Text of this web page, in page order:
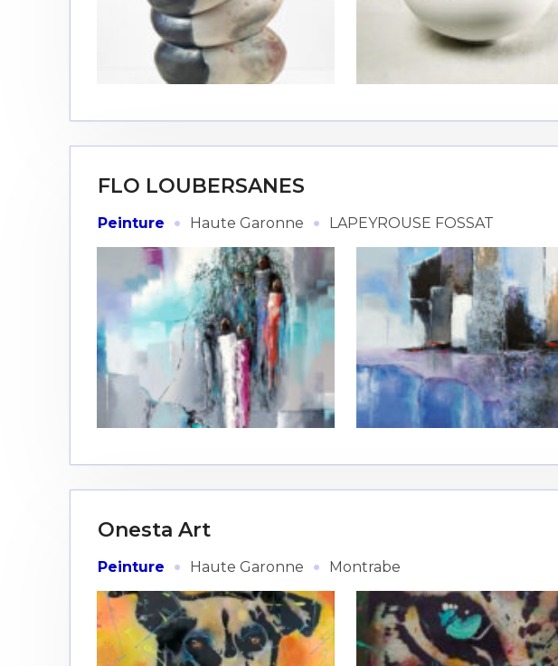
termes et conditions
Statut / Organisation
J'accepte lestermes et conditions
FLO LOUBERSANES
Peinture · Haute Garonne · LAPEYROUSE FOSSAT
Onesta Art
Peinture · Haute Garonne · Montrabe